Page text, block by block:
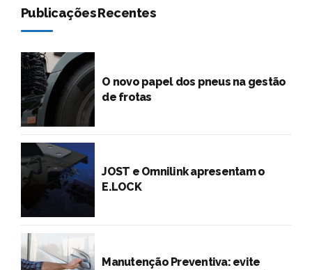
Publicações Recentes
O novo papel dos pneus na gestão
de frotas
JOST e Omnilink apresentam o
E.LOCK
Manutenção Preventiva: evite